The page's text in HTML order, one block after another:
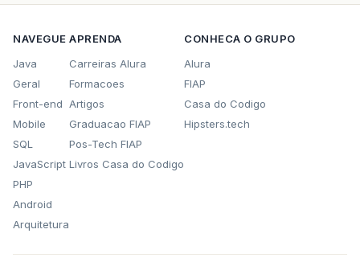
NAVEGUE
Java
Geral
Front-end
Mobile
SQL
JavaScript
PHP
Android
Arquitetura
APRENDA
Carreiras Alura
Formacoes
Artigos
Graduacao FIAP
Pos-Tech FIAP
Livros Casa do Codigo
CONHECA O GRUPO
Alura
FIAP
Casa do Codigo
Hipsters.tech